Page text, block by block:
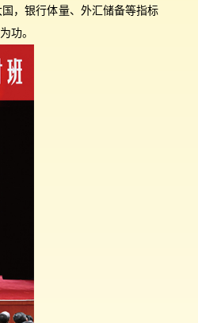
，银行体量、外汇储备等指标
功。